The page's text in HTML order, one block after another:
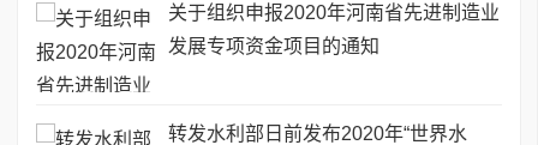
关于组织申报2020年河南省先进制造业
发展专项资金项目的通知
转发水利部日前发布2020年“世界水